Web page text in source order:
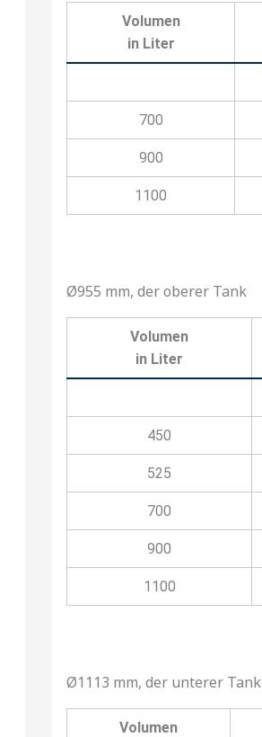
Volumen
in Liter
700
900
1100
Ø955 mm, der oberer Tank
Volumen
in Liter
450
525
700
900
1100
Ø1113 mm, der unterer Tank
Volumen